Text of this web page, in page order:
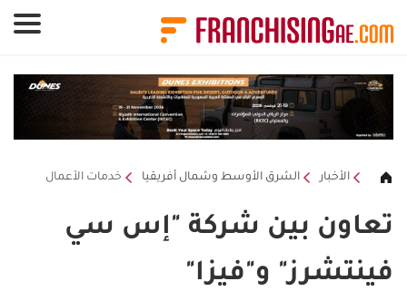
الأخبار الشرق الأوسط وشمال أفريقيا خدمات الأعمال
تعاون بين شركة "إس سي
فينتشرز" و"فيزا"
لوحة إدارة ملفات تعريف الارتباط